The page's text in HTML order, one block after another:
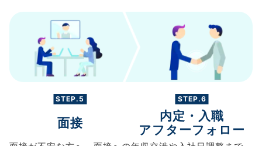
STEP.5
面接
STEP.6
内定・入職
アフターフォロー